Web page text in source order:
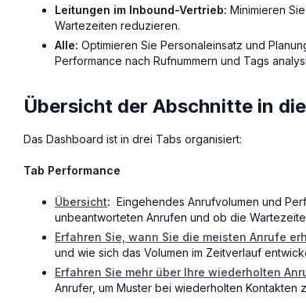
Leitungen im Inbound-Vertrieb: Minimieren
Wartezeiten reduzieren.
Alle: Optimieren Sie Personaleinsatz und
Performance nach Rufnummern und Tags
Übersicht der Abschnitte in
Das Dashboard ist in drei Tabs organisiert:
Tab Performance
Übersicht: Eingehendes Anrufvolumen und
unbeantworteten Anrufen und ob die
Erfahren Sie, wann Sie die meisten Anrufe
und wie sich das Volumen im Zeitverlauf
Erfahren Sie mehr über Ihre wiederholten
Anrufer, um Muster bei wiederholten Kontakten